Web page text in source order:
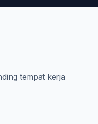
tempat kerja